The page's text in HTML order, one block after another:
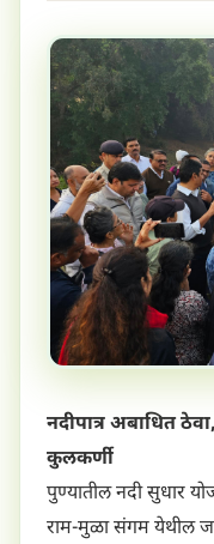
नदीपात्र अबाधित
कुलकर्णी
पुण्यातील नदी सुधार
राम-मुळा संगम येथील